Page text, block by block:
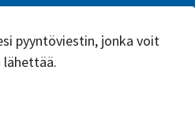
pyyntöviestin, jonka voit
lähettää.